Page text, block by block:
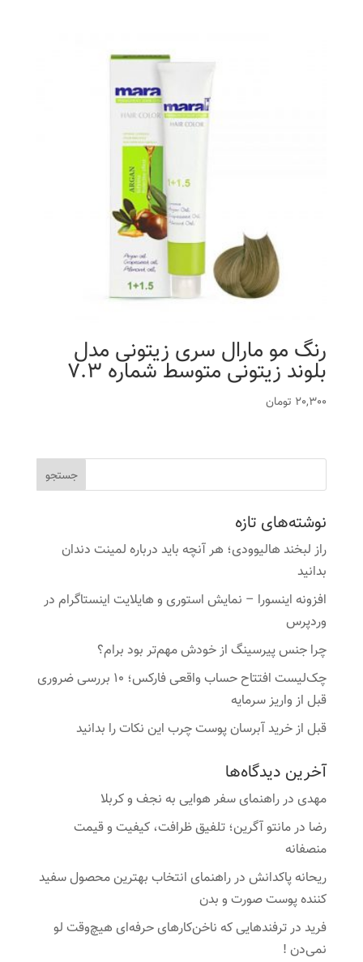
رنگ مو مارال سری زیتونی مدل
بلوند زیتونی متوسط شماره 7.3
20,300 تومان
نوشته‌های تازه
راز لبخند هالیوودی؛ هر آنچه باید درباره لمینت دندان
بدانید
افزونه اینسورا – نمایش استوری و هایلایت اینستاگرام در
وردپرس
چرا جنس پیرسینگ از خودش مهم‌تر بود برام؟
چک‌لیست افتتاح حساب واقعی فارکس؛ ۱۰ بررسی ضروری
قبل از واریز سرمایه
قبل از خرید آبرسان پوست چرب این نکات را بدانید
آخرین دیدگاه‌ها
مهدیدرراهنمای سفر هوایی به نجف و کربلا
رضا درمانتو آگرین؛ تلفیق ظرافت، کیفیت و قیمت
منصفانه
ریحانه پاکدانشدرراهنمای انتخاب بهترین محصول سفید
کننده پوست صورت و بدن
فریددرترفندهایی که ناخن‌کارهای حرفه‌ای هیچ‌وقت لو
نمی‌دن !